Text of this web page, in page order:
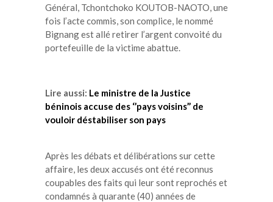
Général, Tchontchoko KOUTOB-NAOTO, une
fois l’acte commis, son complice, le nommé
Bignang est allé retirer l’argent convoité du
portefeuille de la victime abattue.
Lire aussi: Le ministre de la Justice
béninois accuse des ‘’pays voisins’’ de
vouloir déstabiliser son pays
Après les débats et délibérations sur cette
affaire, les deux accusés ont été reconnus
coupables des faits qui leur sont reprochés et
condamnés à quarante (40) années de